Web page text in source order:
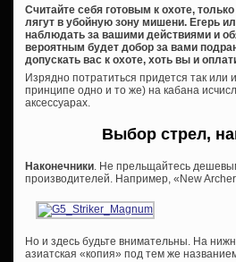
Считайте себя готовым к охоте,
лягут в убойную зону мишени. Егерь
наблюдать за вашими действиями и
вероятным будет добор за вами
допускать вас к охоте, хоть вы и
Изрядно потратиться придется так или
принципе одно и то же) на кабана
аксессуарах.
Выбор стрел,
Наконечники. Не прельщайтесь
производителей. Например, «New
Но и здесь будьте внимательны. На
азиатская «копия» под тем же